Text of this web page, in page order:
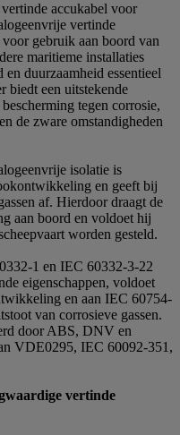
accukabel voor
vertinde
gebruik aan boord van
maritieme installaties
duurzaamheid essentieel
biedt een uitstekende
tegen corrosie,
de zware omstandigheden
isolatie is
en geeft bij
af. Hierdoor draagt de
aan boord en voldoet hij
worden gesteld.
1 en IEC 60332-3-22
eigenschappen, voldoet
en aan IEC 60754-
van corrosieve gassen.
door ABS, DNV en
VDE0295, IEC 60092-351,
vertinde